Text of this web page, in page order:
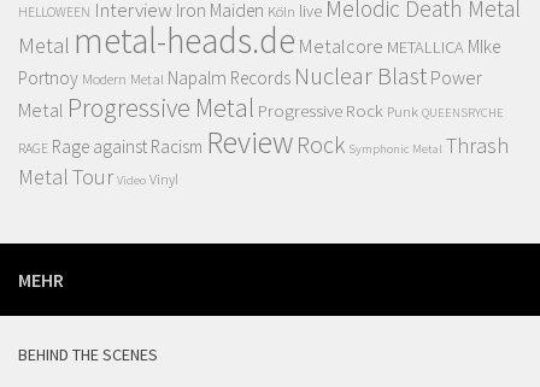
HELLOWEEN Interview Iron Maiden Köln live Melodic Death Metal
Metal metal-heads.de Metalcore METALLICA MIke
Portnoy Modern Metal Napalm Records Nuclear Blast Power
Metal Progressive Metal Progressive Rock Punk QUEENSRYCHE
RAGE Rage against Racism Review Rock Symphonic Metal Thrash
MetalTour Video Vinyl
MEHR
BEHIND THE SCENES